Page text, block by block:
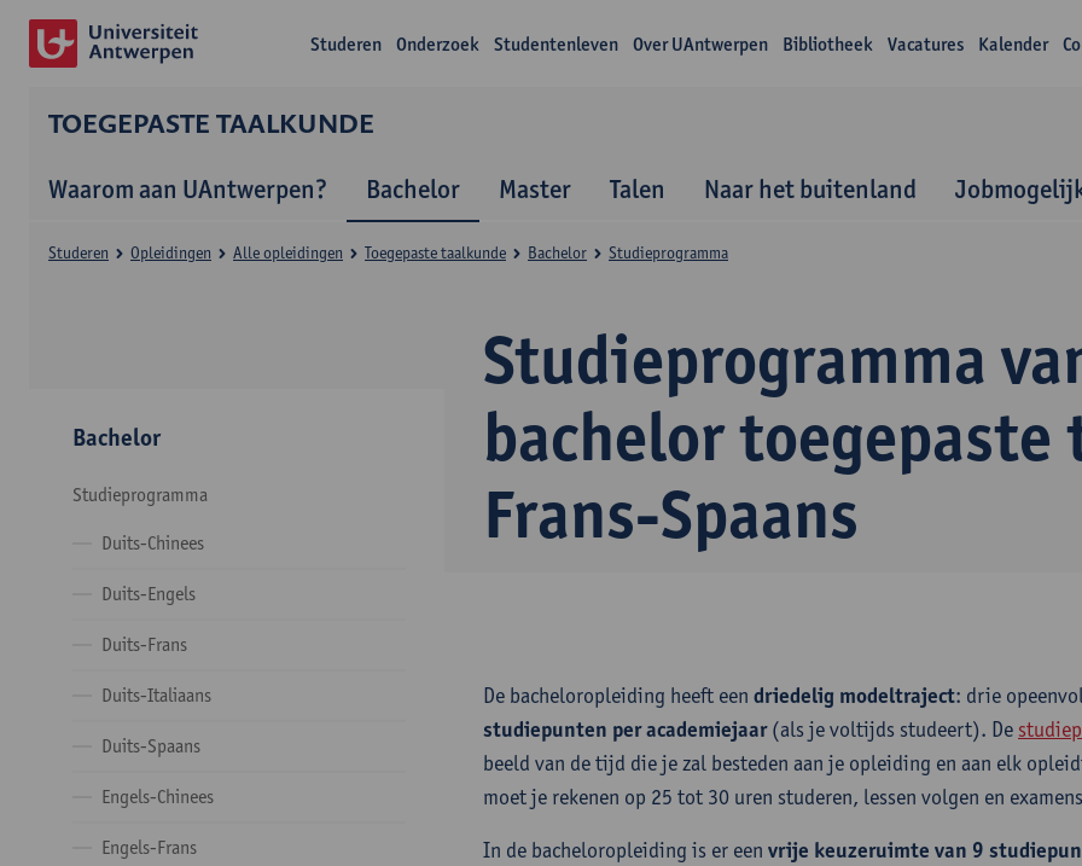
Studeren Onderzoek Studentenleven Over UAntwerpen Bibliotheek Vacatures Kalender
TOEGEPASTE TAALKUNDE
Waarom aan UAntwerpen? Bachelor Master Talen Naar het buitenland
Studieprogramma
bachelor
Frans-Spaans
Studeren Opleidingen Alle opleidingen Toegepaste taalkunde Bachelor Studieprogramma
Bachelor
Studieprogramma
Duits-Chinees
Duits-Engels
Duits-Frans
Duits-Italiaans
Duits-Spaans
Engels-Chinees
Engels-Frans
De bacheloropleiding heeft een driedelig modeltraject: drie
studiepunten per academiejaar(als je voltijds studeert). De
beeld van de tijd die je zal besteden aan je opleiding en aan elk
moet je rekenen op 25 tot 30 uren studeren, lessen volgen en
In de bacheloropleiding is er een vrije keuzeruimte van 9